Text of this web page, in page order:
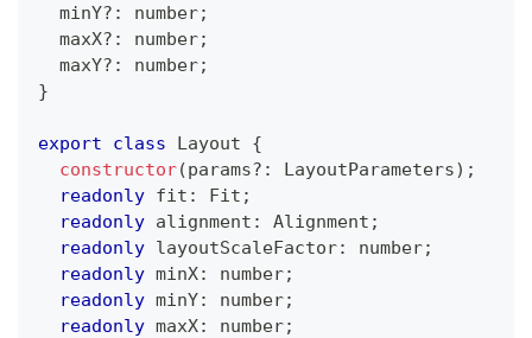
  minY
? : number;
  maxX
? : number;
  maxY
? : number;
}
export class Layout
{
constructor(params? : LayoutParameters) ;
readonly fit : Fit ;
readonly alignment : Alignment ;
readonly layoutScaleFactor: number;
readonly minX: number;
readonly minY: number;
readonly maxX: number;